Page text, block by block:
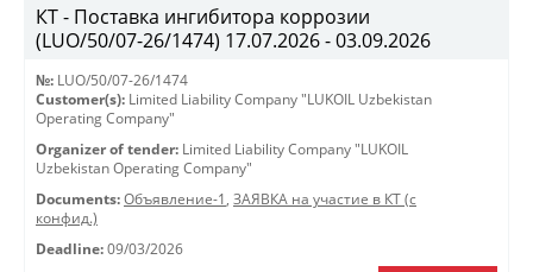
КТ - Поставка ингибитора коррозии
(LUO/50/07-26/1474) 17.07.2026 - 03.09.2026
№: LUO/50/07-26/1474
Customer(s): Limited Liability Company "LUKOIL Uzbekistan
Operating Company"
Organizer of tender: Limited Liability Company "LUKOIL
Uzbekistan Operating Company"
Documents: Объявление-1 , ЗАЯВКА на участие в КТ (с
конфид.)
Deadline: 09/03/2026